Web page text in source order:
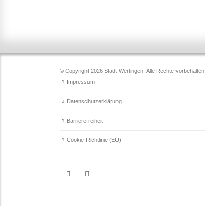
© Copyright 2026 Stadt Wertingen. Alle Rechte vorbehalten.
Impressum
Datenschutzerklärung
Barrierefreiheit
Cookie-Richtlinie (EU)